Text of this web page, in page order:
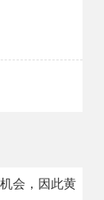
会，因此黄